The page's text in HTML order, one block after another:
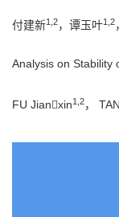
付建新1,2，谭玉叶1,2
Analysis on Stability
FU Jianxin1,2，